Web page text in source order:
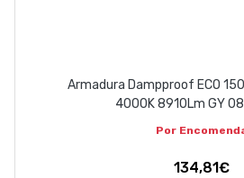
Armadura Dampproof ECO
4000K 8910Lm GY
Por
134,81€